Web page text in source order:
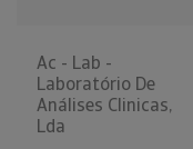
Ac - Lab -
Laboratório De
Análises Clinicas,
Lda